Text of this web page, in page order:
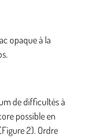
opaque à la
de difficultés à
possible en
2). Ordre